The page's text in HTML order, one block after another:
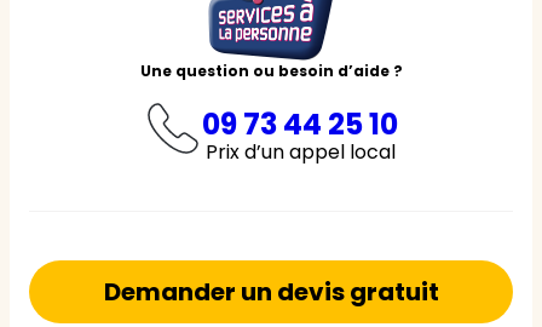
Une question ou besoin d’aide ?
09 73 44 25 10
Prix d’un appel local
Demander un devis gratuit